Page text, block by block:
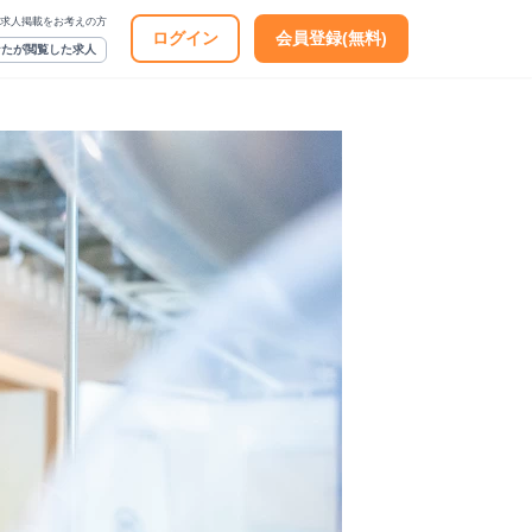
求人掲載をお考えの方
が閲覧した求人
ログイン 会員登録(無料)